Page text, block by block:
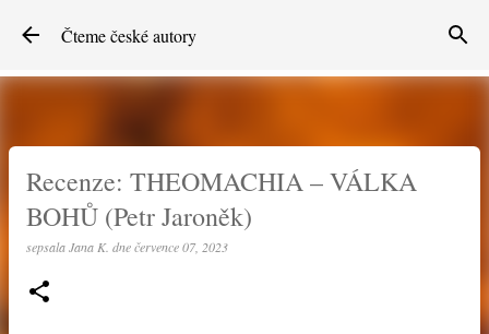
Přeskočit na hlavní obsah
Čteme české autory
Recenze: THEOMACHIA – VÁLKA
BOHŮ (Petr Jaroněk)
sepsalaJana K. dnečervence 07, 2023